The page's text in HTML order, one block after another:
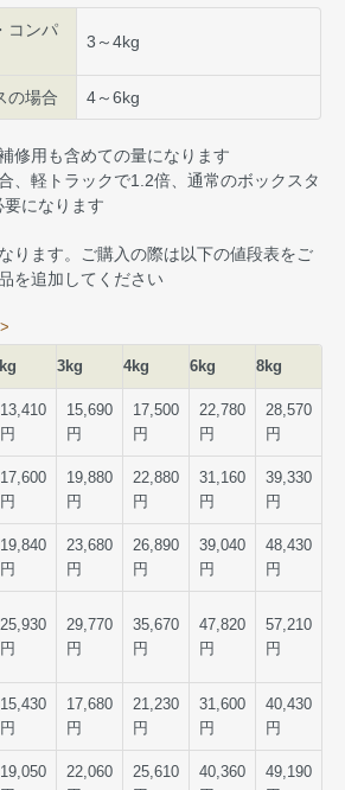
コンパ
3～4kg
の場合 4～6kg
修用も含めての量になります
、軽トラックで1.2倍、通常のボックスタ
になります
ります。ご購入の際は以下の値段表をご
を追加してください